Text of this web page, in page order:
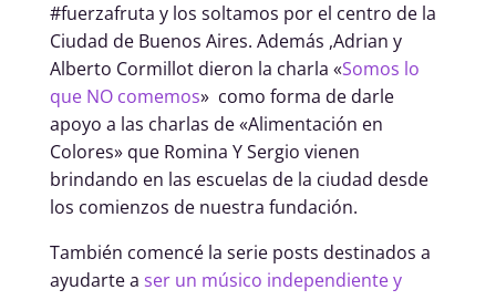
#fuerzafruta y los soltamos por el centro de la
Ciudad de Buenos Aires. Además ,Adrian y
Alberto Cormillot dieron la charla «Somos lo
que NO comemos» como forma de darle
apoyo a las charlas de «Alimentación en
Colores» que Romina Y Sergio vienen
brindando en las escuelas de la ciudad desde
los comienzos de nuestra fundación.
También comencé la serie posts destinados a
ayudarte a ser un músico independiente y